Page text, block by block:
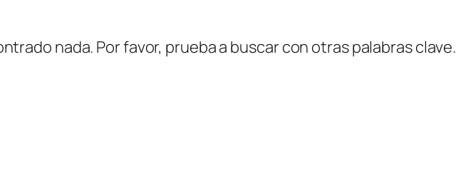
nada. Por favor, prueba a buscar con otras palabras clave.